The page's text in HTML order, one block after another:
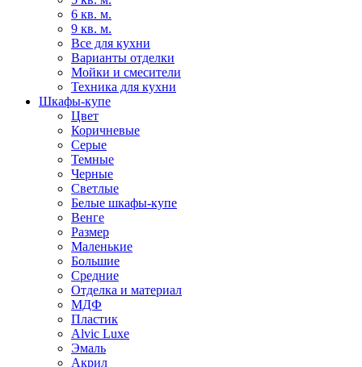
6 кв. м.
9 кв. м.
Все для кухни
Варианты отделки
Мойки и смесители
Техника для кухни
Шкафы-купе
Цвет
Коричневые
Серые
Темные
Черные
Светлые
Белые шкафы-купе
Венге
Размер
Маленькие
Большие
Средние
Отделка и материал
МДФ
Пластик
Alvic Luxe
Эмаль
Акрил